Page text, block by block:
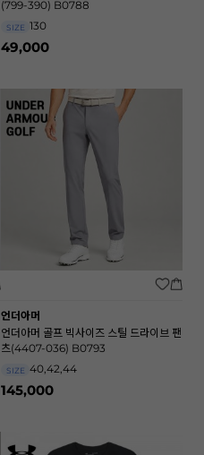
(799-390) B0788
SIZE 130
49,000
언더아머
언더아머 골프 빅사이즈 스틸 드라이브 팬
츠(4407-036) B0793
SIZE 40,42,44
145,000